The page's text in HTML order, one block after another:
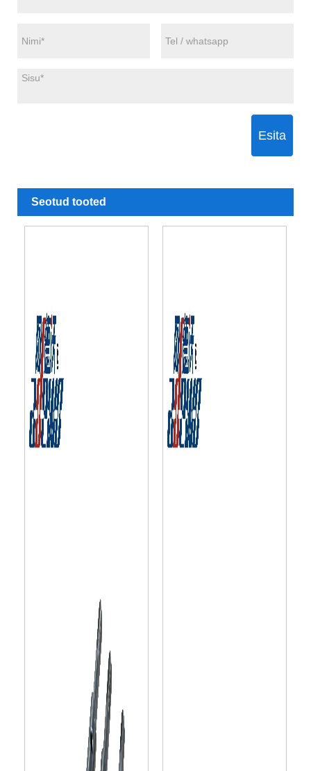
Esita
Seotud tooted